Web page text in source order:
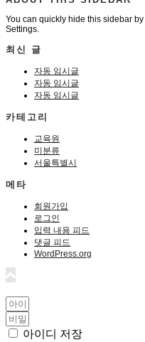
You can quickly hide this sidebar
Settings.
최신 글
자동 임시글
자동 임시글
자동 임시글
카테고리
교육원
미분류
서울특별시
메타
회원가입
로그인
입력 내용 피드
댓글 피드
WordPress.org
아이디 저장